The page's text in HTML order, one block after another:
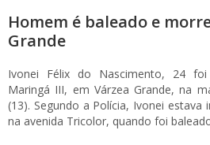
Homem é baleado e
Grande
Ivonei Félix do Nascimento, 24
Maringá III, em Várzea Grande, na
(13). Segundo a Polícia, Ivonei estava
na avenida Tricolor, quando foi